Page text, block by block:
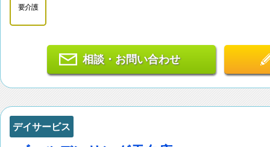
要介護
相談・お問い合わせ
デイサービス